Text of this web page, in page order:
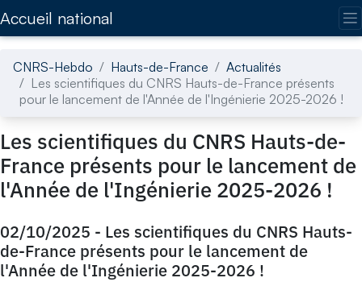
Accueil national
CNRS-Hebdo Hauts-de-France
Actualités
Les scientifiques du CNRS Hauts-de-France présents
pour le lancement de l'Année de l'Ingénierie 2025-2026 !
Les scientifiques du CNRS Hauts-de-
France présents pour le lancement de
l'Année de l'Ingénierie 2025-2026 !
02/10/2025 - Les scientifiques du CNRS Hauts-
de-France présents pour le lancement de
l'Année de l'Ingénierie 2025-2026 !